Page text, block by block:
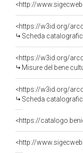
<http://
<https://w3id.org/
Scheda
<https://w3id.org/
Misure del bene
<https://w3id.org/
Scheda
<https://
<http://